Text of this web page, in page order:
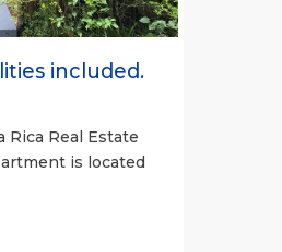
included.
Rica Real Estate
is located